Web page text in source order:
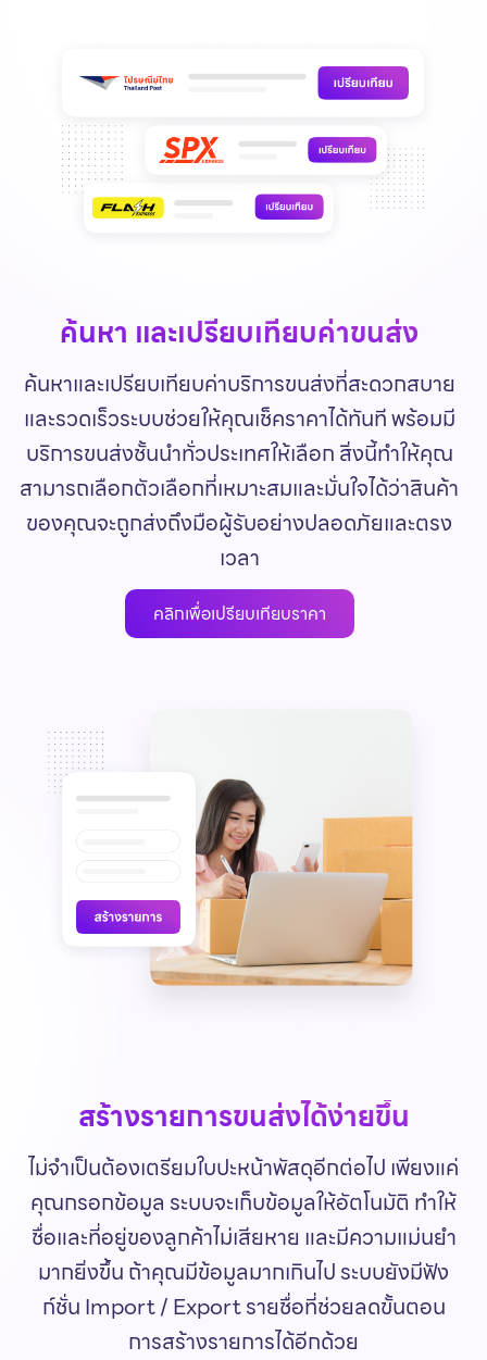
ค้นหา และเปรียบเทียบค่าขนส่ง
ค้นหาและเปรียบเทียบค่าบริการขนส่งที่สะดวกสบาย
และรวดเร็วระบบช่วยให้คุณเช็คราคาได้ทันที พร้อมมี
บริการขนส่งชั้นนำทั่วประเทศให้เลือก สิ่งนี้ทำให้คุณ
สามารถเลือกตัวเลือกที่เหมาะสมและมั่นใจได้ว่าสินค้า
ของคุณจะถูกส่งถึงมือผู้รับอย่างปลอดภัยและตรง
เวลา
คลิกเพื่อเปรียบเทียบราคา
สร้างรายการขนส่งได้ง่ายขึ้น
ไม่จำเป็นต้องเตรียมใบปะหน้าพัสดุอีกต่อไป เพียงแค่
คุณกรอกข้อมูล ระบบจะเก็บข้อมูลให้อัตโนมัติ ทำให้
ชื่อและที่อยู่ของลูกค้าไม่เสียหาย และมีความแม่นยำ
มากยิ่งขึ้น ถ้าคุณมีข้อมูลมากเกินไป ระบบยังมีฟัง
ก์ชั่น Import / Export รายชื่อที่ช่วยลดขั้นตอน
การสร้างรายการได้อีกด้วย